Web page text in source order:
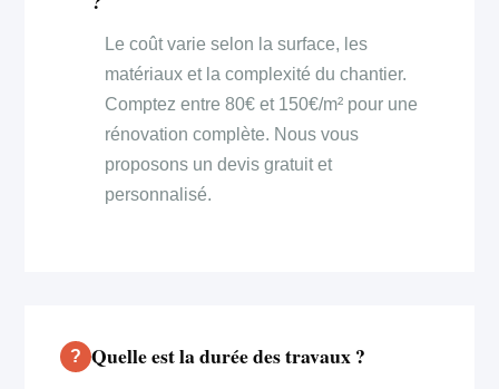
Le coût varie selon la surface, les
matériaux et la complexité du chantier.
Comptez entre 80€ et 150€/m² pour une
rénovation complète. Nous vous
proposons un devis gratuit et
personnalisé.
Quelle est la durée des travaux ?